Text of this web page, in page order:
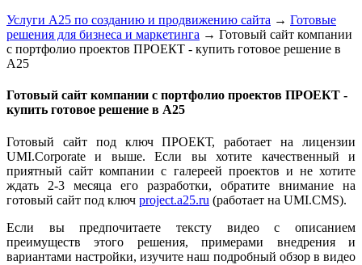
Услуги А25 по созданию и продвижению сайта → Готовые
решения для бизнеса и маркетинга → Готовый сайт компании
с портфолио проектов ПРОЕКТ - купить готовое решение в
А25
Готовый сайт компании с портфолио проектов ПРОЕКТ -
купить готовое решение в А25
Готовый сайт под ключ ПРОЕКТ, работает на лицензии
UMI.Corporate и выше. Если вы хотите качественный и
приятный сайт компании с галереей проектов и не хотите
ждать 2-3 месяца его разработки, обратите внимание на
готовый сайт под ключ project.a25.ru (работает на UMI.CMS).
Если вы предпочитаете тексту видео с описанием
преимуществ этого решения, примерами внедрения и
вариантами настройки, изучите наш подробный обзор в видео